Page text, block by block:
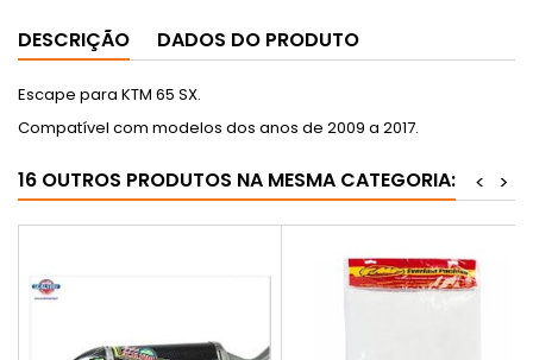
DESCRIÇÃO DADOS DO PRODUTO
Escape para KTM 65 SX.
Compatível com modelos dos anos de 2009 a 2017.
16 OUTROS PRODUTOS NA MESMA CATEGORIA: >
<